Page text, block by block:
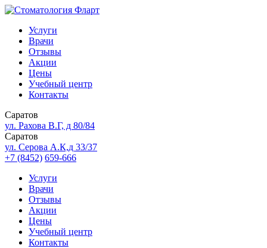
Услуги
Врачи
Отзывы
Акции
Цены
Учебный центр
Контакты
Саратов
ул. Рахова В.Г, д 80/84
Саратов
ул. Серова А.К,д 33/37
+7 (8452) 659-666
Услуги
Врачи
Отзывы
Акции
Цены
Учебный центр
Контакты